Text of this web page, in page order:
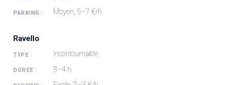
Moyen, 5–7 €/h
Ravello
Incontournable
3–4 h